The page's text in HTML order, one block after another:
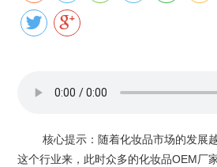
联系我们
核心提示：随着化妆品市场的发展越
这个行业来，此时众多的化妆品OEM厂